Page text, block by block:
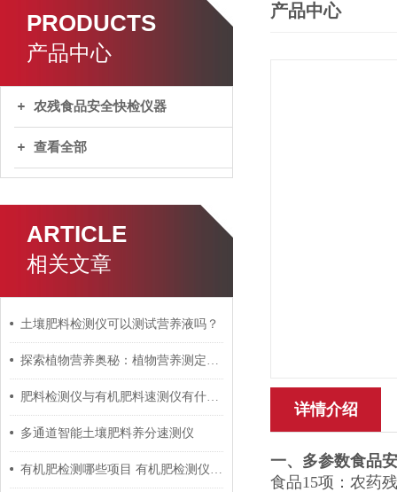
PRODUCTS
产品中心
农残食品安全快检仪器
查看全部
ARTICLE
相关文章
土壤肥料检测仪可以测试营养液吗？
探索植物营养奥秘：植物营养测定仪的应用与未来
肥料检测仪与有机肥料速测仪有什么区别
多通道智能土壤肥料养分速测仪
有机肥检测哪些项目 有机肥检测仪怎么使用
产品中心
详情介绍
一、 多参数食品
食品15项：农药